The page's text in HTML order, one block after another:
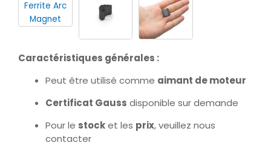
Caractéristiques générales :
Peut être utilisé comme aimant de moteur
Certificat Gauss disponible sur demande
Pour le stocket les prix, veuillez nous
contacter